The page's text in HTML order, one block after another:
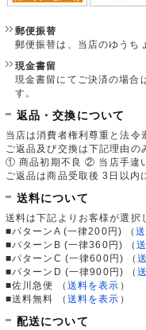
郵便振替
郵便振替は、当店のゆうち
現金書留
現金書留にてご決済の場合
す。
返品・交換について
当店は消費者権利尊重と法令
ご返品及び交換は下記理由の
① 商品初期不良 ② 当店手違
ご返品は商品受取後 3日以内
送料について
送料は下記よりお客様が選択
■パターンA (一律200円)
（
■パターンB (一律360円)
（
■パターンC (一律600円)
（
■パターンD (一律900円)
（
■佐川急便
（ 送料を表示 ）
■送料無料
（ 送料を表示 ）
配送について